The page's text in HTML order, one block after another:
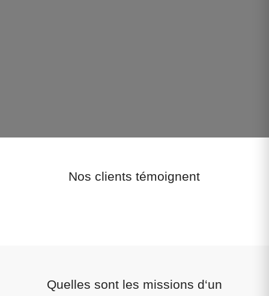
Nos clients témoignent
Quelles sont les missions d‘un